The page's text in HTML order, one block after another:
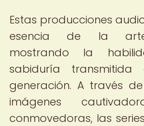
Estas producciones
esencia de la
mostrando la
sabiduría
generación. A través
imágenes
conmovedoras, las